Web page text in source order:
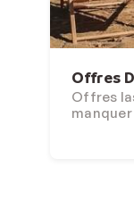
Offres
Offres
manquer